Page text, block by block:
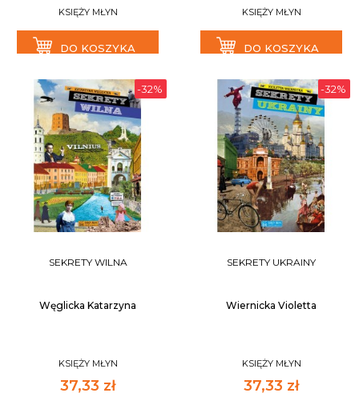
KSIĘŻY MŁYN
DO KOSZYKA
KSIĘŻY MŁYN
DO KOSZYKA
-32%
SEKRETY WILNA
Węglicka Katarzyna
KSIĘŻY MŁYN
37,33 zł
-32%
SEKRETY UKRAINY
Wiernicka Violetta
KSIĘŻY MŁYN
37,33 zł